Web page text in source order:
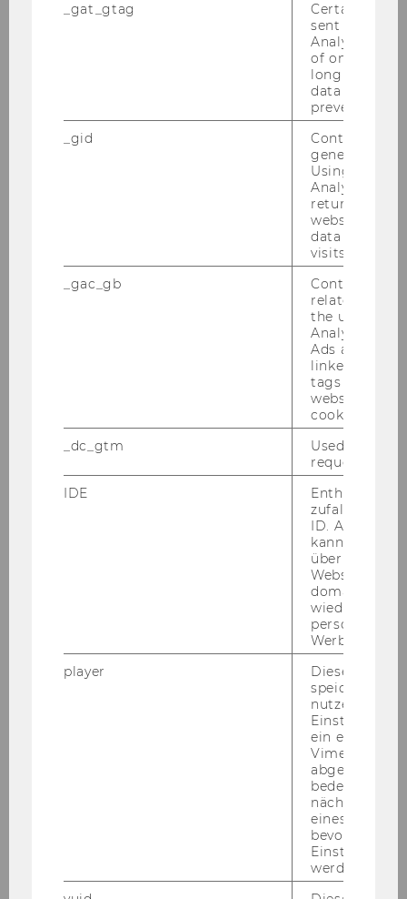
Bei der WU Start-​Up-Challenge be­kom­
men Teams aus WU-​
_gat_gtag
Certain data
sent to
Analytics a
of once per
long as it is
data
prevented.
_gid
Contains a
generated
Using this
Analytics can
returning
website and
data from
visits.
_gac_gb
Contains
related
the user. If
Analytics and
Ads accounts
linked, the
tags on the
website read
cookie.
_dc_gtm
Used to
request rate.
IDE
Enthält eine
ID. Anhand
kann Google
über
Websites
Werbung
player
Dieses Cookie
speichert
ein
Vimeo-Video
abgespielt
bedeutet,
nächsten
eines Vimeo-
bevorzugten
werden.